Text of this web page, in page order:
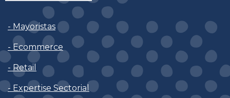
- Mayoristas
- Ecommerce
- Retail
- Expertise Sectorial